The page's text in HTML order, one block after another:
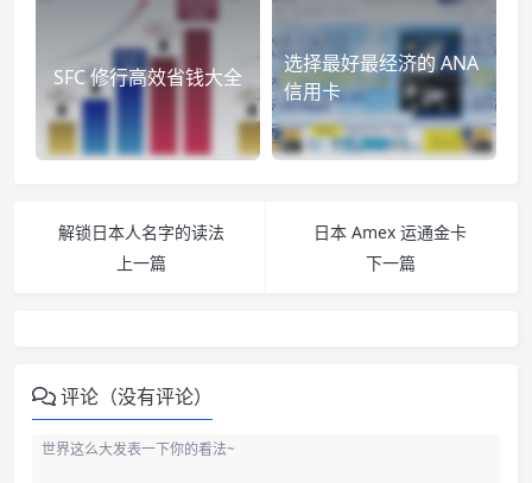
SFC 修行高效省钱大全
选择最好最经济的 ANA
信用卡
解锁日本人名字的读法
上一篇
日本 Amex 运通金卡
下一篇
评论（没有评论）
EPOS 信用卡基础概述